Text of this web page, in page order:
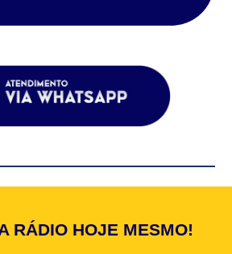
RÁDIO HOJE MESMO!